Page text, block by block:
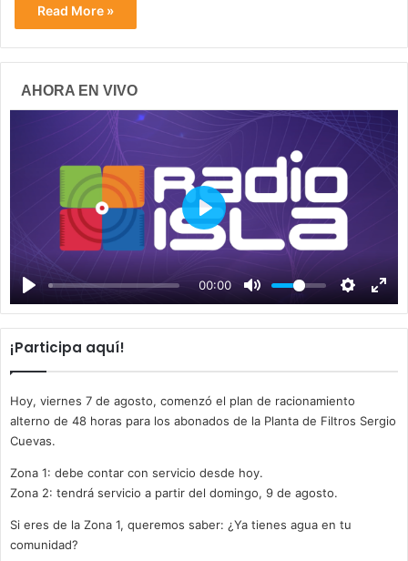
Read More »
AHORA EN VIVO
00:00
P
y
¡Participa aquí!
Hoy, viernes 7 de agosto, comenzó el plan de racionamiento
alterno de 48 horas para los abonados de la Planta de Filtros Sergio
Cuevas.
Zona 1: debe contar con servicio desde hoy.
Zona 2: tendrá servicio a partir del domingo, 9 de agosto.
Si eres de la Zona 1, queremos saber: ¿Ya tienes agua en tu
comunidad?